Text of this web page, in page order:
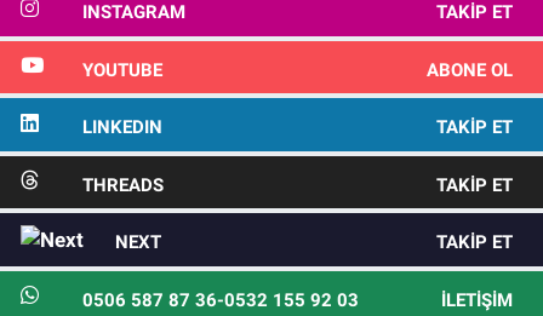
INSTAGRAM TAKIP ET
YOUTUBE ABONE OL
LINKEDIN TAKIP ET
THREADS TAKIP ET
NEXT TAKIP ET
0506 587 87 36-0532 155 92 03 İLETIŞIM